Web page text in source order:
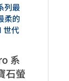
列最
柔的
世代
系
石螢